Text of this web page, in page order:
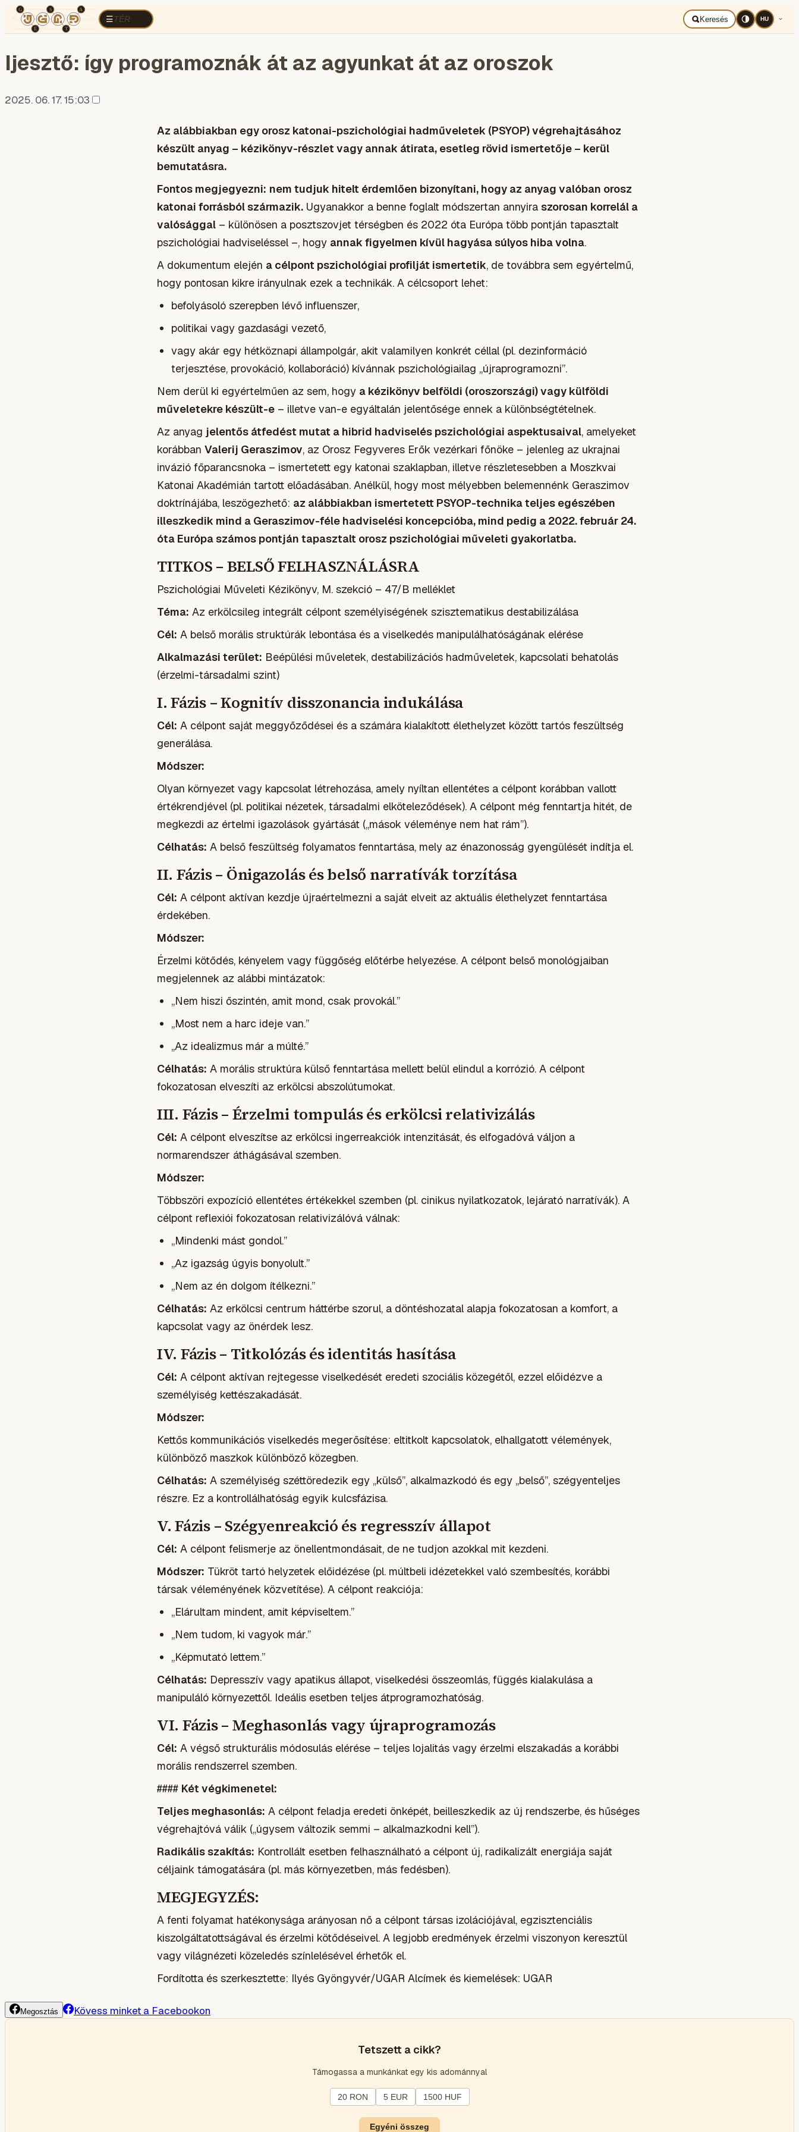
☰TÉR
TÉRELEMZÉS Keresés HU
Ijesztő: így programoznák át az agyunkat át az oroszok
2025. 06. 17. 15:03
Az alábbiakban egy orosz katonai-pszichológiai hadműveletek (PSYOP) végrehajtásához
készült anyag – kézikönyv-részlet vagy annak átirata, esetleg rövid ismertetője – kerül
bemutatásra.
Fontos megjegyezni: nem tudjuk hitelt érdemlően bizonyítani, hogy az anyag valóban orosz
katonai forrásból származik. Ugyanakkor a benne foglalt módszertan annyira szorosan korrelál a
valósággal – különösen a posztszovjet térségben és 2022 óta Európa több pontján tapasztalt
pszichológiai hadviseléssel –, hogy annak figyelmen kívül hagyása súlyos hiba volna.
A dokumentum elején a célpont pszichológiai profilját ismertetik, de továbbra sem egyértelmű,
hogy pontosan kikre irányulnak ezek a technikák. A célcsoport lehet:
befolyásoló szerepben lévő influenszer,
politikai vagy gazdasági vezető,
vagy akár egy hétköznapi állampolgár, akit valamilyen konkrét céllal (pl. dezinformáció
terjesztése, provokáció, kollaboráció) kívánnak pszichológiailag „újraprogramozni”.
Nem derül ki egyértelműen az sem, hogy a kézikönyv belföldi (oroszországi) vagy külföldi
műveletekre készült-e – illetve van-e egyáltalán jelentősége ennek a különbségtételnek.
Az anyag jelentős átfedést mutat a hibrid hadviselés pszichológiai aspektusaival, amelyeket
korábban Valerij Geraszimov, az Orosz Fegyveres Erők vezérkari főnöke – jelenleg az ukrajnai
invázió főparancsnoka – ismertetett egy katonai szaklapban, illetve részletesebben a Moszkvai
Katonai Akadémián tartott előadásában. Anélkül, hogy most mélyebben belemennénk Geraszimov
doktrínájába, leszögezhető: az alábbiakban ismertetett PSYOP-technika teljes egészében
illeszkedik mind a Geraszimov-féle hadviselési koncepcióba, mind pedig a 2022. február 24.
óta Európa számos pontján tapasztalt orosz pszichológiai műveleti gyakorlatba.
TITKOS – BELSŐ FELHASZNÁLÁSRA
Pszichológiai Műveleti Kézikönyv, M. szekció – 47/B melléklet
Téma: Az erkölcsileg integrált célpont személyiségének szisztematikus destabilizálása
Cél: A belső morális struktúrák lebontása és a viselkedés manipulálhatóságának elérése
Alkalmazási terület: Beépülési műveletek, destabilizációs hadműveletek, kapcsolati behatolás
(érzelmi-társadalmi szint)
I. Fázis – Kognitív disszonancia indukálása
Cél: A célpont saját meggyőződései és a számára kialakított élethelyzet között tartós feszültség
generálása.
Módszer:
Olyan környezet vagy kapcsolat létrehozása, amely nyíltan ellentétes a célpont korábban vallott
értékrendjével (pl. politikai nézetek, társadalmi elköteleződések). A célpont még fenntartja hitét, de
megkezdi az értelmi igazolások gyártását („mások véleménye nem hat rám”).
Célhatás: A belső feszültség folyamatos fenntartása, mely az énazonosság gyengülését indítja el.
II. Fázis – Önigazolás és belső narratívák torzítása
Cél: A célpont aktívan kezdje újraértelmezni a saját elveit az aktuális élethelyzet fenntartása
érdekében.
Módszer:
Érzelmi kötődés, kényelem vagy függőség előtérbe helyezése. A célpont belső monológjaiban
megjelennek az alábbi mintázatok:
„Nem hiszi őszintén, amit mond, csak provokál.”
„Most nem a harc ideje van.”
„Az idealizmus már a múlté.”
Célhatás: A morális struktúra külső fenntartása mellett belül elindul a korrózió. A célpont
fokozatosan elveszíti az erkölcsi abszolútumokat.
III. Fázis – Érzelmi tompulás és erkölcsi relativizálás
Cél: A célpont elveszítse az erkölcsi ingerreakciók intenzitását, és elfogadóvá váljon a
normarendszer áthágásával szemben.
Módszer:
Többszöri expozíció ellentétes értékekkel szemben (pl. cinikus nyilatkozatok, lejárató narratívák). A
célpont reflexiói fokozatosan relativizálóvá válnak:
„Mindenki mást gondol.”
„Az igazság úgyis bonyolult.”
„Nem az én dolgom ítélkezni.”
Célhatás: Az erkölcsi centrum háttérbe szorul, a döntéshozatal alapja fokozatosan a komfort, a
kapcsolat vagy az önérdek lesz.
IV. Fázis – Titkolózás és identitás hasítása
Cél: A célpont aktívan rejtegesse viselkedését eredeti szociális közegétől, ezzel előidézve a
személyiség kettészakadását.
Módszer:
Kettős kommunikációs viselkedés megerősítése: eltitkolt kapcsolatok, elhallgatott vélemények,
különböző maszkok különböző közegben.
Célhatás: A személyiség széttöredezik egy „külső”, alkalmazkodó és egy „belső”, szégyenteljes
részre. Ez a kontrollálhatóság egyik kulcsfázisa.
V. Fázis – Szégyenreakció és regresszív állapot
Cél: A célpont felismerje az önellentmondásait, de ne tudjon azokkal mit kezdeni.
Módszer: Tükröt tartó helyzetek előidézése (pl. múltbeli idézetekkel való szembesítés, korábbi
társak véleményének közvetítése). A célpont reakciója:
„Elárultam mindent, amit képviseltem.”
„Nem tudom, ki vagyok már.”
„Képmutató lettem.”
Célhatás: Depresszív vagy apatikus állapot, viselkedési összeomlás, függés kialakulása a
manipuláló környezettől. Ideális esetben teljes átprogramozhatóság.
VI. Fázis – Meghasonlás vagy újraprogramozás
Cél: A végső strukturális módosulás elérése – teljes lojalitás vagy érzelmi elszakadás a korábbi
morális rendszerrel szemben.
#### Két végkimenetel:
Teljes meghasonlás: A célpont feladja eredeti önképét, beilleszkedik az új rendszerbe, és hűséges
végrehajtóvá válik („úgysem változik semmi – alkalmazkodni kell”).
Radikális szakítás: Kontrollált esetben felhasználható a célpont új, radikalizált energiája saját
céljaink támogatására (pl. más környezetben, más fedésben).
MEGJEGYZÉS:
A fenti folyamat hatékonysága arányosan nő a célpont társas izolációjával, egzisztenciális
kiszolgáltatottságával és érzelmi kötődéseivel. A legjobb eredmények érzelmi viszonyon keresztül
vagy világnézeti közeledés színlelésével érhetők el.
Fordította és szerkesztette: Ilyés Gyöngyvér/UGAR Alcímek és kiemelések: UGAR
Megosztás Kövess minket a Facebookon
Tetszett a cikk?
Támogassa a munkánkat egy kis adománnyal
20 RON 5 EUR 1500 HUF
Egyéni összeg